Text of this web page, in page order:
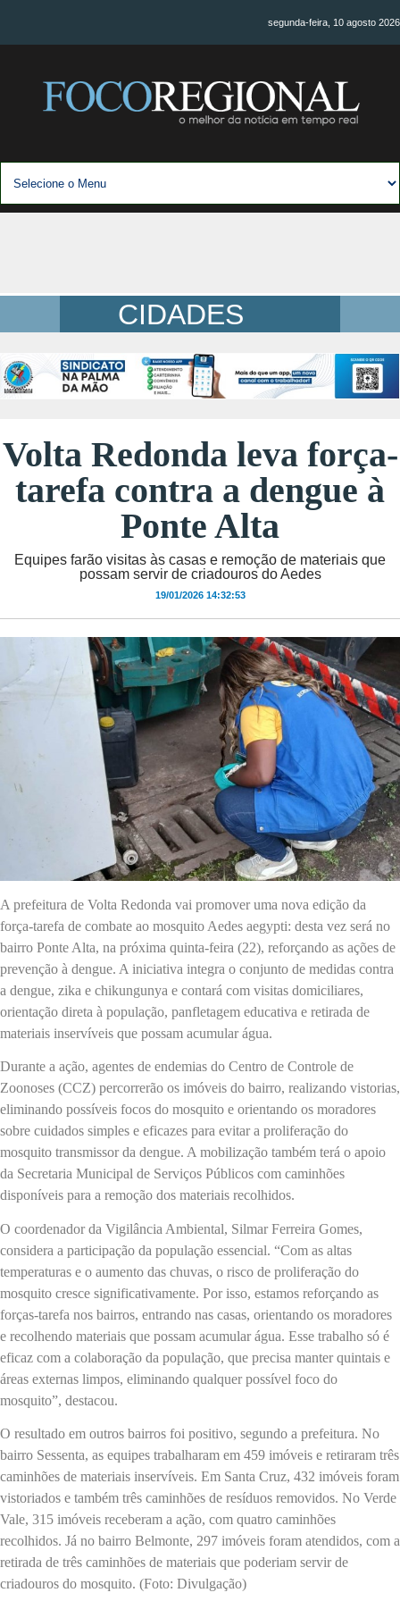
segunda-feira, 10 agosto 2026
CIDADES
Volta Redonda leva força-
tarefa contra a dengue à
Ponte Alta
Equipes farão visitas às casas e remoção de materiais que
possam servir de criadouros do Aedes
19/01/2026 14:32:53
A prefeitura de Volta Redonda vai promover uma nova edição da
força-tarefa de combate ao mosquito Aedes aegypti: desta vez será no
bairro Ponte Alta, na próxima quinta-feira (22), reforçando as ações de
prevenção à dengue. A iniciativa integra o conjunto de medidas contra
a dengue, zika e chikungunya e contará com visitas domiciliares,
orientação direta à população, panfletagem educativa e retirada de
materiais inservíveis que possam acumular água.
Durante a ação, agentes de endemias do Centro de Controle de
Zoonoses (CCZ) percorrerão os imóveis do bairro, realizando vistorias,
eliminando possíveis focos do mosquito e orientando os moradores
sobre cuidados simples e eficazes para evitar a proliferação do
mosquito transmissor da dengue. A mobilização também terá o apoio
da Secretaria Municipal de Serviços Públicos com caminhões
disponíveis para a remoção dos materiais recolhidos.
O coordenador da Vigilância Ambiental, Silmar Ferreira Gomes,
considera a participação da população essencial. “Com as altas
temperaturas e o aumento das chuvas, o risco de proliferação do
mosquito cresce significativamente. Por isso, estamos reforçando as
forças-tarefa nos bairros, entrando nas casas, orientando os moradores
e recolhendo materiais que possam acumular água. Esse trabalho só é
eficaz com a colaboração da população, que precisa manter quintais e
áreas externas limpos, eliminando qualquer possível foco do
mosquito”, destacou.
O resultado em outros bairros foi positivo, segundo a prefeitura. No
bairro Sessenta, as equipes trabalharam em 459 imóveis e retiraram três
caminhões de materiais inservíveis. Em Santa Cruz, 432 imóveis foram
vistoriados e também três caminhões de resíduos removidos. No Verde
Vale, 315 imóveis receberam a ação, com quatro caminhões
recolhidos. Já no bairro Belmonte, 297 imóveis foram atendidos, com a
retirada de três caminhões de materiais que poderiam servir de
criadouros do mosquito. (Foto: Divulgação)